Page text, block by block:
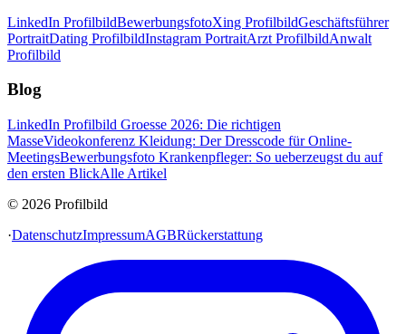
LinkedIn ProfilbildBewerbungsfotoXing ProfilbildGeschäftsführer
PortraitDating ProfilbildInstagram PortraitArzt ProfilbildAnwalt
Profilbild
Blog
LinkedIn Profilbild Groesse 2026: Die richtigen
MasseVideokonferenz Kleidung: Der Dresscode für Online-
MeetingsBewerbungsfoto Krankenpfleger: So ueberzeugst du auf
den ersten BlickAlle Artikel
© 2026 Profilbild
·DatenschutzImpressumAGBRückerstattung